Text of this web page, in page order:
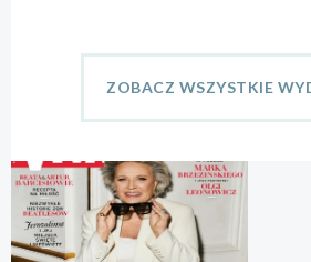
ZOBACZ WSZYSTKIE